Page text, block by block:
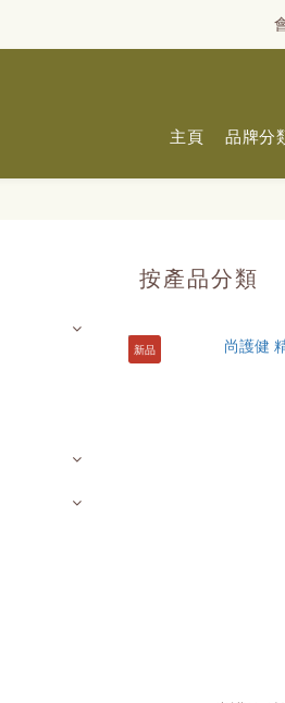
主頁 品牌分
按產品分類
新品